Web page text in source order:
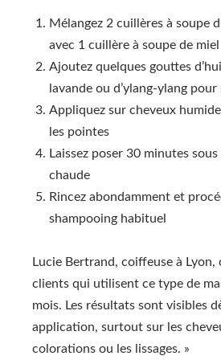
Mélangez 2 cuillères à soupe
avec 1 cuillère à soupe de miel
Ajoutez quelques gouttes
lavande ou d’ylang-ylang pour
Appliquez sur cheveux
les pointes
Laissez poser 30 minutes
chaude
Rincez abondamment et
shampooing habituel
Lucie Bertrand, coiffeuse à Lyon,
clients qui utilisent ce type de
mois. Les résultats sont visibles
application, surtout sur les
colorations ou les lissages. »